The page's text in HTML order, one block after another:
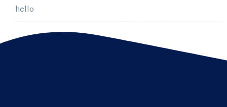
hello